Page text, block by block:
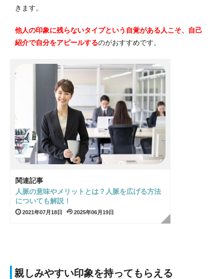
きます。
他人の印象に残らないタイプという自覚がある人こそ、自己
紹介で自分をアピールするのがおすすめです。
関連記事
人脈の意味やメリットとは？人脈を広げる方法
についても解説！
2021年07月18日 2025年06月19日
親しみやすい印象を持ってもらえる